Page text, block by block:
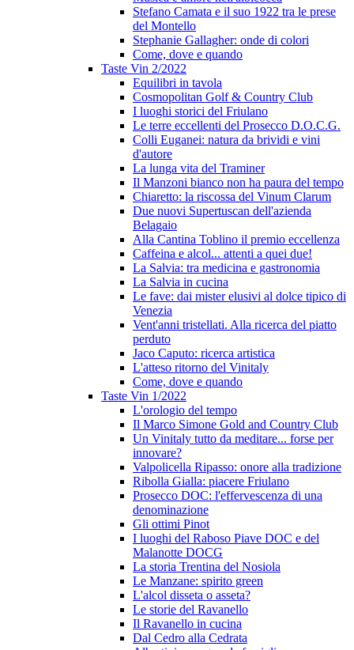
Stefano Camata e il suo 1922 tra le prese
del Montello
Stephanie Gallagher: onde di colori
Come, dove e quando
Taste Vin 2/2022
Equilibri in tavola
Cosmopolitan Golf & Country Club
I luoghi storici del Friulano
Le terre eccellenti del Prosecco D.O.C.G.
Colli Euganei: natura da brividi e vini
d'autore
La lunga vita del Traminer
Il Manzoni bianco non ha paura del tempo
Chiaretto: la riscossa del Vinum Clarum
Due nuovi Supertuscan dell'azienda
Belagaio
Alla Cantina Toblino il premio eccellenza
Caffeina e alcol... attenti a quei due!
La Salvia: tra medicina e gastronomia
La Salvia in cucina
Le fave: dai mister elusivi al dolce tipico di
Venezia
Vent'anni tristellati. Alla ricerca del piatto
perduto
Jaco Caputo: ricerca artistica
L'atteso ritorno del Vinitaly
Come, dove e quando
Taste Vin 1/2022
L'orologio del tempo
Il Marco Simone Gold and Country Club
Un Vinitaly tutto da meditare... forse per
innovare?
Valpolicella Ripasso: onore alla tradizione
Ribolla Gialla: piacere Friulano
Prosecco DOC: l'effervescenza di una
denominazione
Gli ottimi Pinot
I luoghi del Raboso Piave DOC e del
Malanotte DOCG
La storia Trentina del Nosiola
Le Manzane: spirito green
L'alcol disseta o asseta?
Le storie del Ravanello
Il Ravanello in cucina
Dal Cedro alla Cedrata